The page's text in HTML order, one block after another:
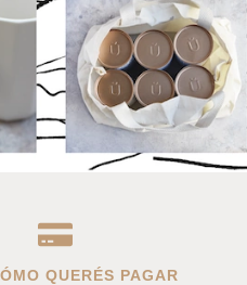
QUERÉS PAGAR